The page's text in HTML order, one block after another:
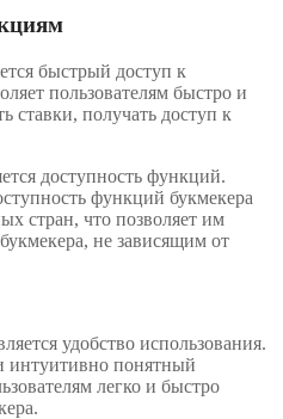
быстрый доступ к
пользователям быстро и
ставки, получать доступ к
доступность функций.
функций букмекера
стран, что позволяет им
не зависящим от
удобство использования.
интуитивно понятный
легко и быстро